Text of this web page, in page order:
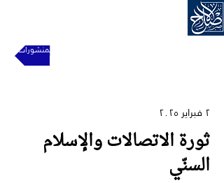
للعودة إلى المنشورات
٢ فبراير ٢٠٢٥
ثورة الاتصالات والإسلام
السنّي